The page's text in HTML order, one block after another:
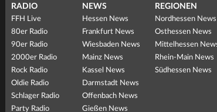
RADIO
FFH Live
80er Radio
90er Radio
2000er Radio
Rock Radio
Oldie Radio
Schlager Radio
Party Radio
NEWS
Hessen News
Frankfurt News
Wiesbaden News
Mainz News
Kassel News
Darmstadt News
Offenbach News
Gießen News
REGIONEN
Nordhessen News
Osthessen News
Mittelhessen
Rhein-Main News
Südhessen News